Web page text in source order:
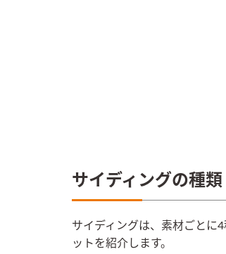
サイディングの種類
サイディングは、素材ごとに
ットを紹介します。